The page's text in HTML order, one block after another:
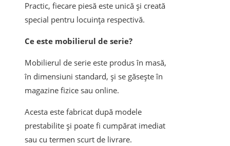
Practic, fiecare piesă este unică și creată
special pentru locuința respectivă.
Ce este mobilierul de serie?
Mobilierul de serie este produs în masă,
în dimensiuni standard, și se găsește în
magazine fizice sau online.
Acesta este fabricat după modele
prestabilite și poate fi cumpărat imediat
sau cu termen scurt de livrare.